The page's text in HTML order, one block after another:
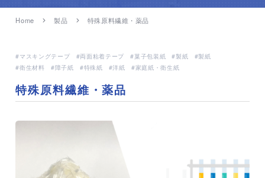
Home 製品 特殊原料繊維・薬品
マスキングテープ 両面粘着テープ 菓子包装紙 製紙
製紙
衛生材料
障子紙 特殊紙 洋紙 家庭紙・衛生紙
特殊原料繊維・薬品